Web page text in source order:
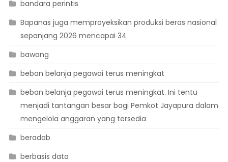
bandara perintis
Bapanas juga memproyeksikan produksi beras nasional
sepanjang 2026 mencapai 34
bawang
beban belanja pegawai terus meningkat
beban belanja pegawai terus meningkat. Ini tentu
menjadi tantangan besar bagi Pemkot Jayapura dalam
mengelola anggaran yang tersedia
beradab
berbasis data